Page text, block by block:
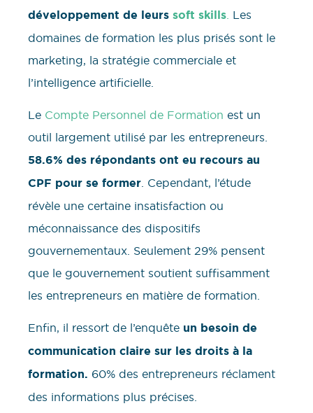
développement de leurs soft skills Les
domaines de formation les plus prisés sont le
marketing, la stratégie commerciale et
l’intelligence artificielle.
Le Compte Personnel de Formation est un
outil largement utilisé par les entrepreneurs.
58.6% des répondants ont eu recours au
CPF pour se former. Cependant, l’étude
révèle une certaine insatisfaction ou
méconnaissance des dispositifs
gouvernementaux. Seulement 29% pensent
que le gouvernement soutient suffisamment
les entrepreneurs en matière de formation.
Enfin, il ressort de l’enquête un besoin de
communication claire sur les droits à la
formation. 60% des entrepreneurs réclament
des informations plus précises.